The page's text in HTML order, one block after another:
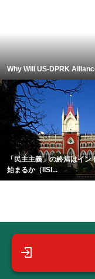
Why Will US-DPRK
「民主主義」の終焉はイン
始まるか（IISI...